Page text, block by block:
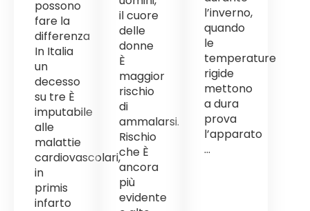
possono
fare la
differenza
In Italia
un
decesso
su tre È
imputabile
alle
malattie
cardiovascolari,
in
primis
infarto
il cuore
delle
donne
È
maggior
rischio
di
ammalarsi.
Rischio
che È
ancora
più
evidente
l’inverno,
quando
le
temperature
rigide
mettono
a dura
prova
l’apparato
...